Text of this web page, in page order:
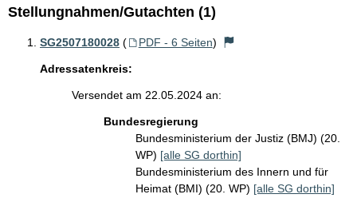
Stellungnahmen/Gutachten (1)
SG2507180028 ( PDF - 6 Seiten)
Adressatenkreis:
Versendet am 22.05.2024 an:
Bundesregierung
Bundesministerium der Justiz (BMJ) (20.
WP) [alle SG dorthin]
Bundesministerium des Innern und für
Heimat (BMI) (20. WP) [alle SG dorthin]